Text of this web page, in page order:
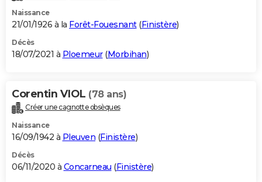
Naissance
21/01/1926 à la Forêt-Fouesnant(Finistère)
Décès
18/07/2021 à Ploemeur(Morbihan)
Corentin VIOL (78 ans)
Créer une cagnotte obsèques
Naissance
16/09/1942 à Pleuven (Finistère)
Décès
06/11/2020 à Concarneau (Finistère)